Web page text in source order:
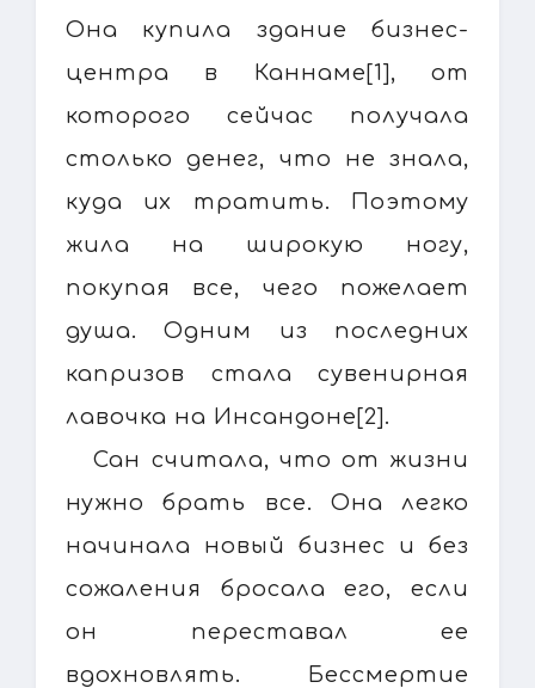
Она купила здание бизнес-
центра в Каннаме[1], от
которого сейчас получала
столько денег, что не знала,
куда их тратить. Поэтому
жила на широкую ногу,
покупая все, чего пожелает
душа. Одним из последних
капризов стала сувенирная
лавочка на Инсандоне[2].
Сан считала, что от жизни
нужно брать все. Она легко
начинала новый бизнес и без
сожаления бросала его, если
он переставал ее
вдохновлять. Бессмертие